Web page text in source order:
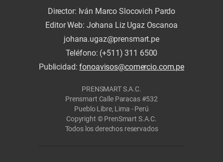
Director: Iván Marco Slocovich Pardo
Editor Web: Johana Liz Ugaz Oscanoa
johana.ugaz@prensmart.pe
Teléfono: (+511) 311 6500
Publicidad:fonoavisos@comercio.com.pe
PRENSMART S.A.C.
Prensmart Calle Paracas #532
Pueblo Libre, Lima - Perú
Copyright © PrenSmart S.A.C.
Todos los derechos reservados